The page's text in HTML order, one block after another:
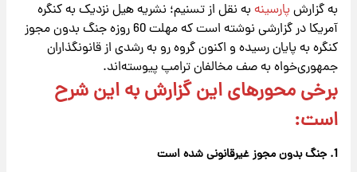
به گزارشپارسینهبه نقل از تسنیم؛ نشریه هیل نزدیک به کنگره
آمریکا در گزارشی نوشته است که مهلت 60 روزه جنگ بدون مجوز
کنگره به پایان رسیده و اکنون گروه رو به رشدی از قانونگذاران
جمهوری‌خواه به صف مخالفان ترامپ پیوسته‌اند.
برخی محورهای این گزارش به این شرح
است: